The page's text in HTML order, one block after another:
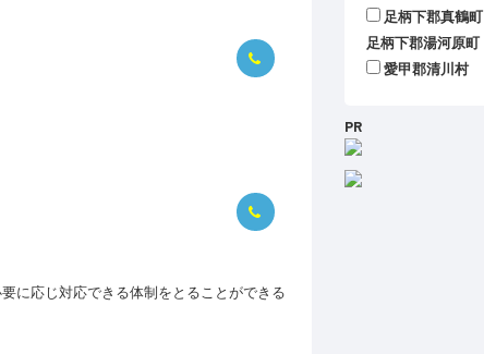
に応じ対応できる体制をとることができる
足柄下郡真鶴町
足柄下郡湯河原町
愛甲郡清川村
PR